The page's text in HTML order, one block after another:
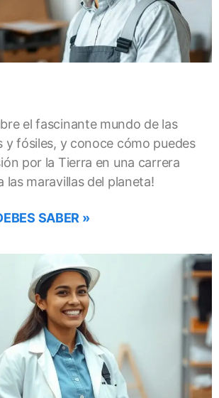
el fascinante mundo de las
y fósiles, y conoce cómo puedes
por la Tierra en una carrera
las maravillas del planeta!
SABER »